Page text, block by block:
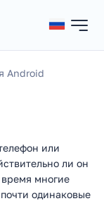
Android
или
ли он
многие
одинаковые